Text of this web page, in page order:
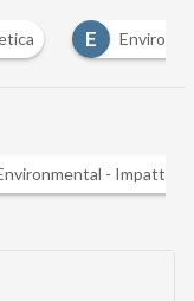
Social
E ESG World